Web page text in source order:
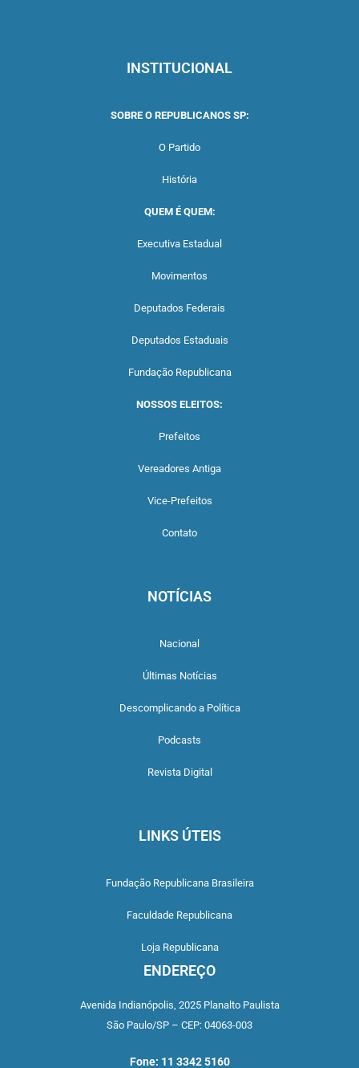
INSTITUCIONAL
SOBRE O REPUBLICANOS SP:
O Partido
História
QUEM É QUEM:
Executiva Estadual
Movimentos
Deputados Federais
Deputados Estaduais
Fundação Republicana
NOSSOS ELEITOS:
Prefeitos
Vereadores Antiga
Vice-Prefeitos
Contato
NOTÍCIAS
Nacional
Últimas Notícias
Descomplicando a Política
Podcasts
Revista Digital
LINKS ÚTEIS
Fundação Republicana Brasileira
Faculdade Republicana
Loja Republicana
ENDEREÇO
Avenida Indianópolis, 2025 Planalto Paulista
São Paulo/SP – CEP: 04063-003
Fone: 11 3342 5160